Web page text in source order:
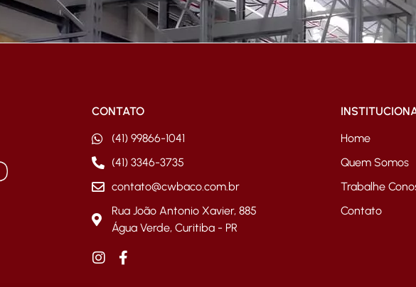
CONTATO
(41) 99866-1041
(41) 3346-3735
contato@cwbaco.com.br
Rua João Antonio Xavier, 885
Água Verde, Curitiba - PR
Home
Quem Somos
Trabalhe
Contato